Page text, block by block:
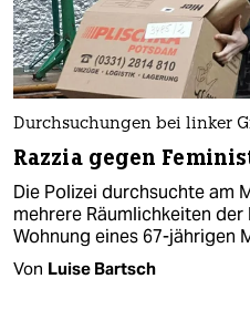
Durchsuchungen bei linker
Razzia gegen
Die Polizei durchsuchte am
mehrere Räumlichkeiten
Wohnung eines 67-jährigen
Von Luise Bartsch